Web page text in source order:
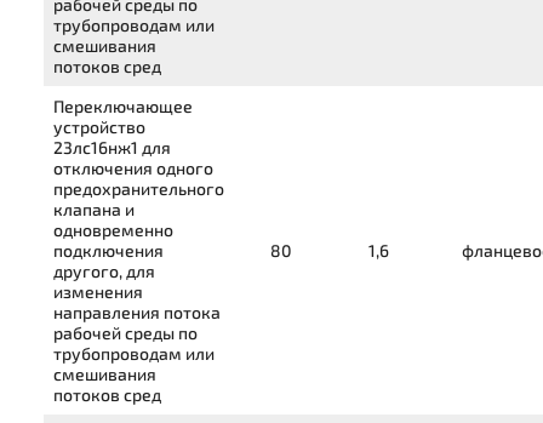
рабочей среды по
трубопроводам или
смешивания
потоков сред
Переключающее
устройство
23лс16нж1 для
отключения одного
предохранительного
клапана и
одновременно
подключения
другого, для
изменения
направления потока
рабочей среды по
трубопроводам или
смешивания
потоков сред
80 1,6